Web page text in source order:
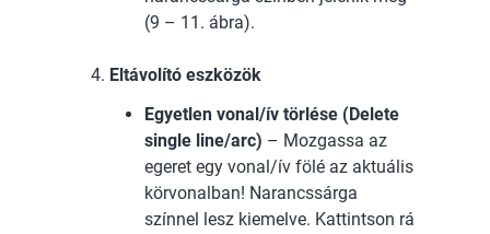
(9 – 11. ábra).
Eltávolító eszközök
Egyetlen vonal/ív törlése (Delete
single line/arc) – Mozgassa az
egeret egy vonal/ív fölé az aktuális
körvonalban! Narancssárga
színnel lesz kiemelve. Kattintson rá